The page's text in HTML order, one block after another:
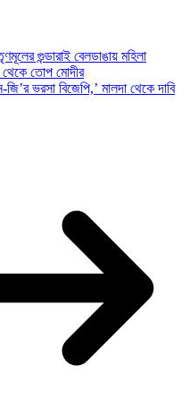
গুন্ডারাই বেলডাঙায় মহিলা
থেকে তোপ মোদীর
ভরসা বিজেপি,’ মালদা থেকে দাবি